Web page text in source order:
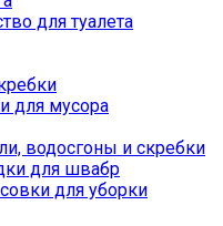
для туалета
для мусора
водосгоны и скребки
для швабр
для уборки